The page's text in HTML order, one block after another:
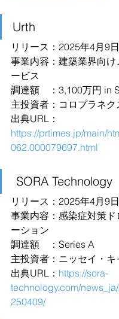
Urth
リリース：2025年4月9日
事業内容：建築業界向け
ービス
調達額　：3,100万円 in
主投資者：コロプラネク
出典URL：
https://prtimes.jp/main/
062.000079697.html
SORA Technology
リリース：2025年4月9日
事業内容：感染症対策ド
ーション
調達額　：Series A
主投資者： ニッセイ・キ
出典URL： https://sora-
technology.com/
250409/